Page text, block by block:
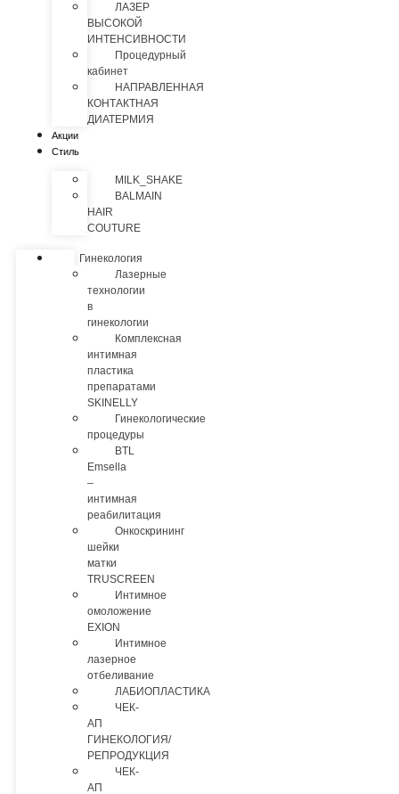
ЛАЗЕР
ВЫСОКОЙ
ИНТЕНСИВНОСТИ
Процедурный
кабинет
НАПРАВЛЕННАЯ
КОНТАКТНАЯ
ДИАТЕРМИЯ
Акции
Стиль
MILK_SHAKE
BALMAIN
HAIR
COUTURE
Гинекология
Лазерные
технологии
в
гинекологии
Комплексная
интимная
пластика
препаратами
SKINELLY
Гинекологические
процедуры
BTL
Emsella
–
интимная
реабилитация
Онкоскрининг
шейки
матки
TRUSCREEN
Интимное
омоложение
EXION
Интимное
лазерное
отбеливание
ЛАБИОПЛАСТИКА
ЧЕК-
АП
ГИНЕКОЛОГИЯ/
РЕПРОДУКЦИЯ
ЧЕК-
АП